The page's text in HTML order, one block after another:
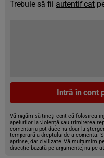
Trebuie să fii autentificat
Intră în cont
Vă rugăm să țineți cont că folosirea
apelurilor la violență sau trimiterea
comentariu pot duce nu doar la
temporară a dreptului de a comenta.
aprinse, dar civilizate. Vă mulțumim
discuție bazată pe argumente, nu pe